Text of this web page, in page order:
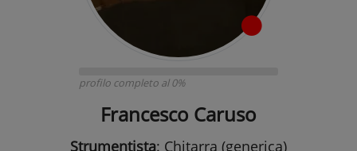
profilo completo al 0%
Francesco Caruso
Strumentista: Chitarra (generica)